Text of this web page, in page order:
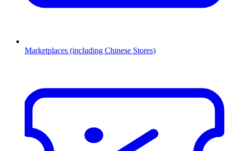
Marketplaces (including Chinese Stores)